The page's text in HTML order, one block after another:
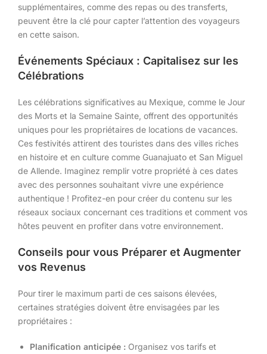
supplémentaires, comme des repas ou des transferts,
peuvent être la clé pour capter l’attention des voyageurs
en cette saison.
Événements Spéciaux : Capitalisez sur les
Célébrations
Les célébrations significatives au Mexique, comme le Jour
des Morts et la Semaine Sainte, offrent des opportunités
uniques pour les propriétaires de locations de vacances.
Ces festivités attirent des touristes dans des villes riches
en histoire et en culture comme Guanajuato et San Miguel
de Allende. Imaginez remplir votre propriété à ces dates
avec des personnes souhaitant vivre une expérience
authentique ! Profitez-en pour créer du contenu sur les
réseaux sociaux concernant ces traditions et comment vos
hôtes peuvent en profiter dans votre environnement.
Conseils pour vous Préparer et Augmenter
vos Revenus
Pour tirer le maximum parti de ces saisons élevées,
certaines stratégies doivent être envisagées par les
propriétaires :
Planification anticipée : Organisez vos tarifs et